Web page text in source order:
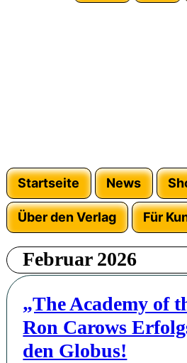
Startseite News
Über den Verlag Für
Februar 2026
„The Academy of
Ron Carows
den Globus!